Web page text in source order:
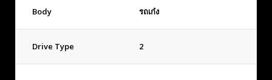
Body รถเก๋ง
Drive Type 2